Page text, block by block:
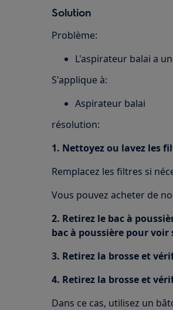
Solution
Problème:
L'aspirateur balai a
S'applique à:
Aspirateur balai
résolution:
1. Nettoyez ou lavez les
Remplacez les filtres si
Vous pouvez acheter de
2. Retirez le bac à
bac à poussière pour
3. Retirez la brosse et
4. Retirez la brosse et
Dans ce cas, utilisez un